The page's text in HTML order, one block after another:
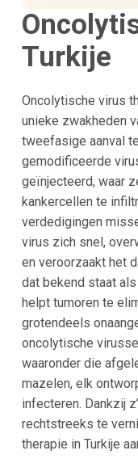
Turkije
Oncolytische virus
unieke zwakheden
tweefasige aanval
gemodificeerde
geïnjecteerd, waar
kankercellen te
verdedigingen
virus zich snel,
en veroorzaakt het
dat bekend staat
helpt tumoren te
grotendeels
oncolytische
waaronder die
mazelen, elk
infecteren. Dankzij
rechtstreeks te
therapie in Turkije